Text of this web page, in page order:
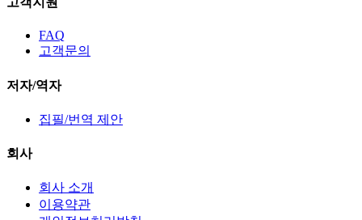
FAQ
고객문의
저자/역자
집필/번역 제안
회사
회사 소개
이용약관